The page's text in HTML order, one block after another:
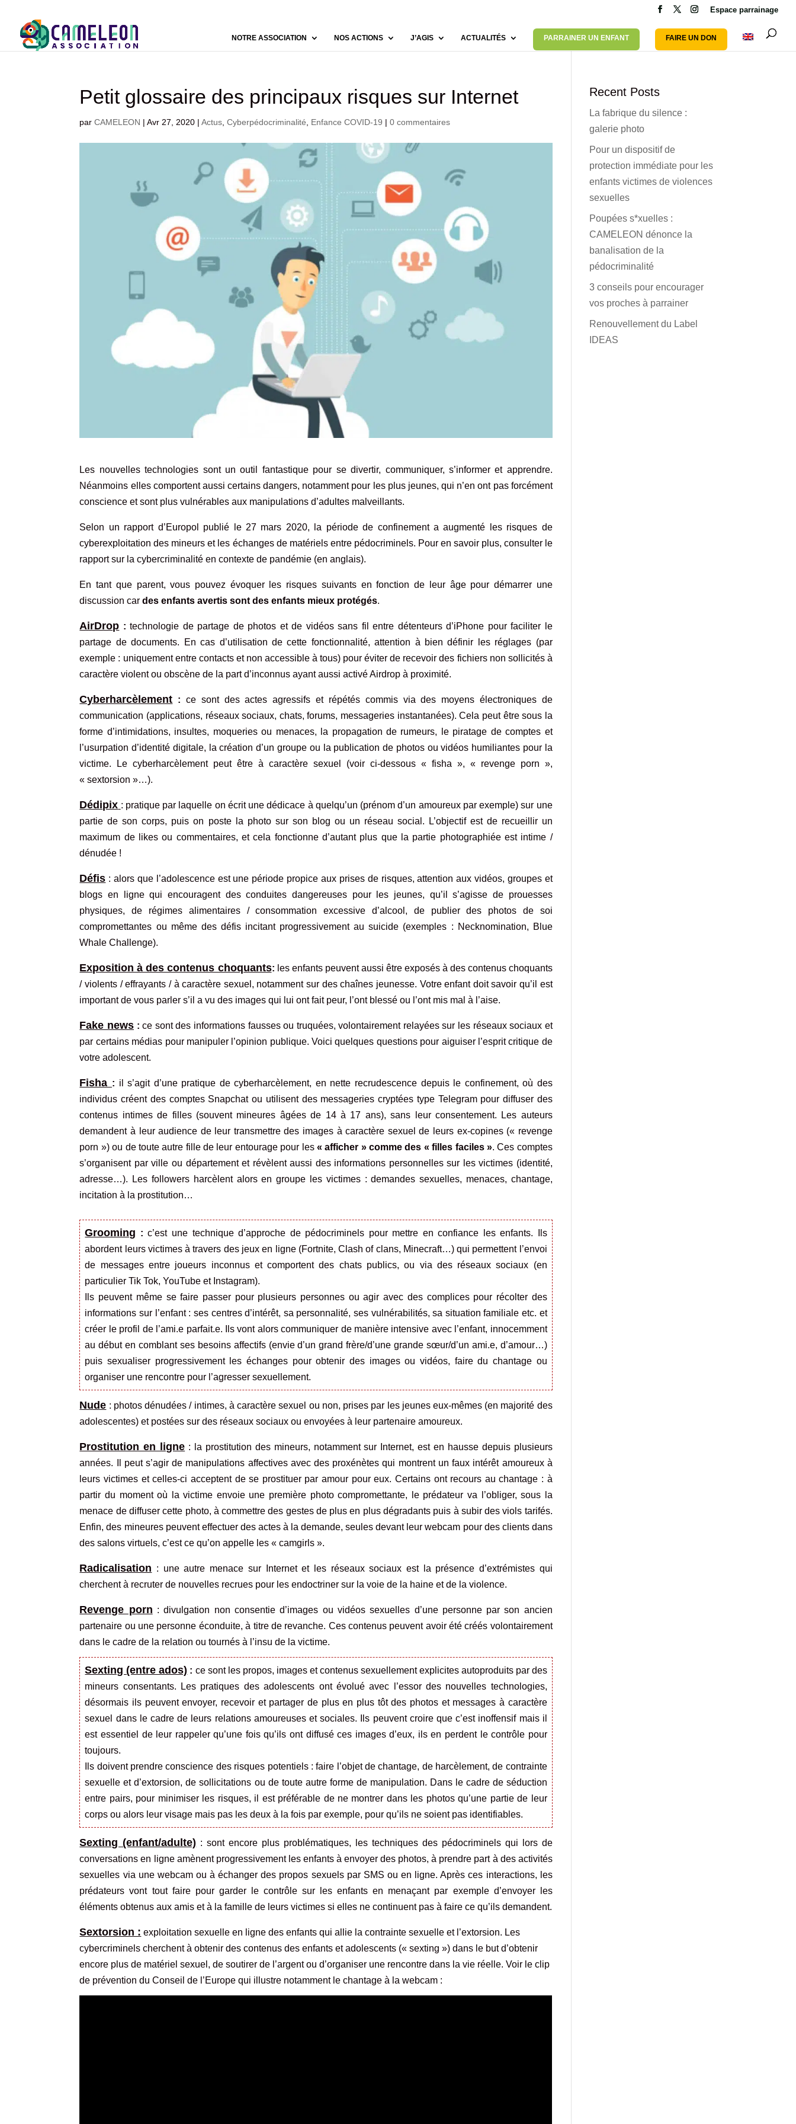
Espace parrainage
NOTRE ASSOCIATION NOS ACTIONS J’AGIS ACTUALITÉS PARRAINER UN ENFANT FAIRE UN DON
Petit glossaire des principaux risques sur Internet
parCAMELEON |Avr 27, 2020 |Actus ,Cyberpédocriminalité Enfance COVID-19 |0 commentaires
Les nouvelles technologies sont un outil fantastique pour se divertir, communiquer, s’informer et apprendre.
Néanmoins elles comportent aussi certains dangers, notamment pour les plus jeunes, qui n’en ont pas forcément
conscience et sont plus vulnérables aux manipulations d’adultes malveillants.
Selon un rapport d’Europol publié le 27 mars 2020, la période de confinement a augmenté les risques de
cyberexploitation des mineurs et les échanges de matériels entre pédocriminels. Pour en savoir plus, consulter le
rapport sur la cybercriminalité en contexte de pandémie (en anglais).
En tant que parent, vous pouvez évoquer les risques suivants en fonction de leur âge pour démarrer une
discussion cardes enfants avertis sont des enfants mieux protégés.
AirDrop :technologie de partage de photos et de vidéos sans fil entre détenteurs d’iPhone pour faciliter le
partage de documents. En cas d’utilisation de cette fonctionnalité, attention à bien définir les réglages (par
exemple : uniquement entre contacts et non accessible à tous) pour éviter de recevoir des fichiers non sollicités à
caractère violent ou obscène de la part d’inconnus ayant aussi activé Airdrop à proximité.
Cyberharcèlement :ce sont des actes agressifs et répétés commis via des moyens électroniques de
communication (applications, réseaux sociaux, chats, forums, messageries instantanées). Cela peut être sous la
forme d’intimidations, insultes, moqueries ou menaces, la propagation de rumeurs, le piratage de comptes et
l’usurpation d’identité digitale, la création d’un groupe ou la publication de photos ou vidéos humiliantes pour la
victime. Le cyberharcèlement peut être à caractère sexuel (voir ci-dessous « fisha », « revenge porn »,
« sextorsion »…).
Dédipix : pratique par laquelle on écrit une dédicace à quelqu’un (prénom d’un amoureux par exemple) sur une
partie de son corps, puis on poste la photo sur son blog ou un réseau social. L’objectif est de recueillir un
maximum de likes ou commentaires, et cela fonctionne d’autant plus que la partie photographiée est intime /
dénudée !
Défis : alors que l’adolescence est une période propice aux prises de risques, attention aux vidéos, groupes et
blogs en ligne qui encouragent des conduites dangereuses pour les jeunes, qu’il s’agisse de prouesses
physiques, de régimes alimentaires / consommation excessive d’alcool, de publier des photos de soi
compromettantes ou même des défis incitant progressivement au suicide (exemples : Necknomination, Blue
Whale Challenge).
Exposition à des contenus choquants: les enfants peuvent aussi être exposés à des contenus choquants
/ violents / effrayants / à caractère sexuel, notamment sur des chaînes jeunesse. Votre enfant doit savoir qu’il est
important de vous parler s’il a vu des images qui lui ont fait peur, l’ont blessé ou l’ont mis mal à l’aise.
Fake news :ce sont des informations fausses ou truquées, volontairement relayées sur les réseaux sociaux et
par certains médias pour manipuler l’opinion publique.Voici quelques questions pour aiguiser l’esprit critique de
votre adolescent.
Fisha : il s’agit d’une pratique de cyberharcèlement, en nette recrudescence depuis le confinement, où des
individus créent des comptes Snapchat ou utilisent des messageries cryptées type Telegram pour diffuser des
contenus intimes de filles (souvent mineures âgées de 14 à 17 ans), sans leur consentement. Les auteurs
demandent à leur audience de leur transmettre des images à caractère sexuel de leurs ex-copines (« revenge
porn ») ou de toute autre fille de leur entourage pour les « afficher » comme des « filles faciles ». Ces comptes
s’organisent par ville ou département et révèlent aussi des informations personnelles sur les victimes (identité,
adresse…). Les followers harcèlent alors en groupe les victimes : demandes sexuelles, menaces, chantage,
incitation à la prostitution…
Grooming : c’est une technique d’approche de pédocriminels pour mettre en confiance les enfants. Ils
abordent leurs victimes à travers des jeux en ligne (Fortnite, Clash of clans, Minecraft…) qui permettent l’envoi
de messages entre joueurs inconnus et comportent des chats publics, ou via des réseaux sociaux (en
particulier Tik Tok, YouTube et Instagram).
Ils peuvent même se faire passer pour plusieurs personnes ou agir avec des complices pour récolter des
informations sur l’enfant : ses centres d’intérêt, sa personnalité, ses vulnérabilités, sa situation familiale etc. et
créer le profil de l’ami.e parfait.e. Ils vont alors communiquer de manière intensive avec l’enfant, innocemment
au début en comblant ses besoins affectifs (envie d’un grand frère/d’une grande sœur/d’un ami.e, d’amour…)
puis sexualiser progressivement les échanges pour obtenir des images ou vidéos, faire du chantage ou
organiser une rencontre pour l’agresser sexuellement.
Nude : photos dénudées / intimes, à caractère sexuel ou non, prises par les jeunes eux-mêmes (en majorité des
adolescentes) et postées sur des réseaux sociaux ou envoyées à leur partenaire amoureux.
Prostitution en ligne : la prostitution des mineurs, notamment sur Internet, est en hausse depuis plusieurs
années. Il peut s’agir de manipulations affectives avec des proxénètes qui montrent un faux intérêt amoureux à
leurs victimes et celles-ci acceptent de se prostituer par amour pour eux. Certains ont recours au chantage : à
partir du moment où la victime envoie une première photo compromettante, le prédateur va l’obliger, sous la
menace de diffuser cette photo, à commettre des gestes de plus en plus dégradants puis à subir des viols tarifés.
Enfin, des mineures peuvent effectuer des actes à la demande, seules devant leur webcam pour des clients dans
des salons virtuels, c’est ce qu’on appelle les « camgirls ».
Radicalisation : une autre menace sur Internet et les réseaux sociaux est la présence d’extrémistes qui
cherchent à recruter de nouvelles recrues pour les endoctriner sur la voie de la haine et de la violence.
Revenge porn : divulgation non consentie d’images ou vidéos sexuelles d’une personne par son ancien
partenaire ou une personne éconduite, à titre de revanche. Ces contenus peuvent avoir été créés volontairement
dans le cadre de la relation ou tournés à l’insu de la victime.
Sexting (entre ados) : ce sont les propos, images et contenus sexuellement explicites autoproduits par des
mineurs consentants. Les pratiques des adolescents ont évolué avec l’essor des nouvelles technologies,
désormais ils peuvent envoyer, recevoir et partager de plus en plus tôt des photos et messages à caractère
sexuel dans le cadre de leurs relations amoureuses et sociales. Ils peuvent croire que c’est inoffensif mais il
est essentiel de leur rappeler qu’une fois qu’ils ont diffusé ces images d’eux, ils en perdent le contrôle pour
toujours.
Ils doivent prendre conscience des risques potentiels : faire l’objet de chantage, de harcèlement, de contrainte
sexuelle et d’extorsion, de sollicitations ou de toute autre forme de manipulation. Dans le cadre de séduction
entre pairs, pour minimiser les risques, il est préférable de ne montrer dans les photos qu’une partie de leur
corps ou alors leur visage mais pas les deux à la fois par exemple, pour qu’ils ne soient pas identifiables.
Sexting (enfant/adulte) : sont encore plus problématiques, les techniques des pédocriminels qui lors de
conversations en ligne amènent progressivement les enfants à envoyer des photos, à prendre part à des activités
sexuelles via une webcam ou à échanger des propos sexuels par SMS ou en ligne. Après ces interactions, les
prédateurs vont tout faire pour garder le contrôle sur les enfants en menaçant par exemple d’envoyer les
éléments obtenus aux amis et à la famille de leurs victimes si elles ne continuent pas à faire ce qu’ils demandent.
Sextorsion : exploitation sexuelle en ligne des enfants qui allie la contrainte sexuelle et l’extorsion. Les
cybercriminels cherchent à obtenir des contenus des enfants et adolescents (« sexting ») dans le but d’obtenir
encore plus de matériel sexuel, de soutirer de l’argent ou d’organiser une rencontre dans la vie réelle. Voir le clip
de prévention du Conseil de l’Europe qui illustre notamment le chantage à la webcam :
Recent Posts
La fabrique du silence :
galerie photo
Pour un dispositif de
protection immédiate pour les
enfants victimes de violences
sexuelles
Poupées s*xuelles :
CAMELEON dénonce la
banalisation de la
pédocriminalité
3 conseils pour encourager
vos proches à parrainer
Renouvellement du Label
IDEAS